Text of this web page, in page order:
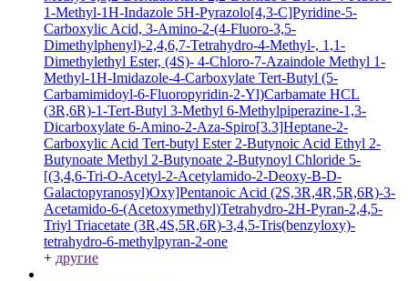
1-Methyl-1H-Indazole 5H-Pyrazolo[4,3-C]Pyridine-5-
Carboxylic Acid, 3-Amino-2-(4-Fluoro-3,5-
Dimethylphenyl)-2,4,6,7-Tetrahydro-4-Methyl-, 1,1-
Dimethylethyl Ester, (4S)- 4-Chloro-7-Azaindole Methyl 1-
Methyl-1H-Imidazole-4-Carboxylate Tert-Butyl (5-
Carbamimidoyl-6-Fluoropyridin-2-Yl)Carbamate HCL
(3R,6R)-1-Tert-Butyl 3-Methyl 6-Methylpiperazine-1,3-
Dicarboxylate 6-Amino-2-Aza-Spiro[3.3]Heptane-2-
Carboxylic Acid Tert-butyl Ester 2-Butynoic Acid Ethyl 2-
Butynoate Methyl 2-Butynoate 2-Butynoyl Chloride 5-
[(3,4,6-Tri-O-Acetyl-2-Acetylamido-2-Deoxy-B-D-
Galactopyranosyl)Oxy]Pentanoic Acid (2S,3R,4R,5R,6R)-3-
Acetamido-6-(Acetoxymethyl)Tetrahydro-2H-Pyran-2,4,5-
Triyl Triacetate (3R,4S,5R,6R)-3,4,5-Tris(benzyloxy)-
tetrahydro-6-methylpyran-2-one
+ другие